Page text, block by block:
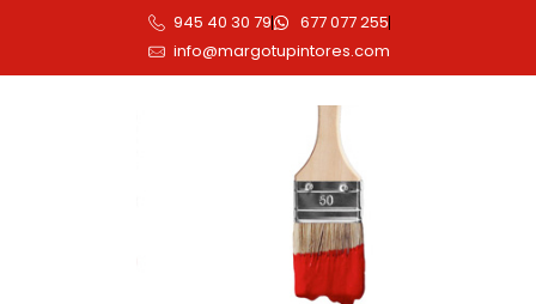
945 40 30 79
677 077 255
info@margotupintores.com